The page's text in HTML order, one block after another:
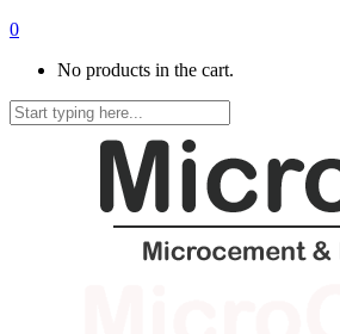
0
No products in the cart.